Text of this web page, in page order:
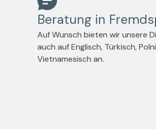
Beratung in
Auf Wunsch bieten wir unsere
auch auf Englisch, Türkisch,
Vietnamesisch an.